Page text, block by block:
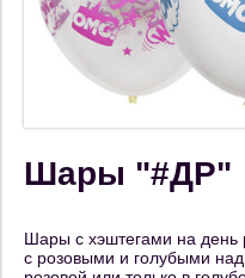
Шары "#ДР"
Шары с хэштегами на
с розовыми и голубыми